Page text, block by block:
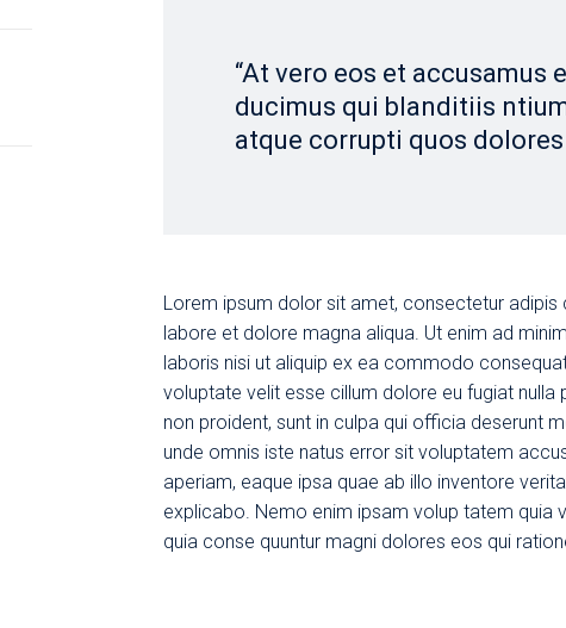
“At vero eos et
ducimus qui blanditiis
atque corrupti quos dolores
Lorem ipsum dolor sit amet, consectetur
labore et dolore magna aliqua. Ut enim ad
laboris nisi ut aliquip ex ea commodo
voluptate velit esse cillum dolore eu fugiat
non proident, sunt in culpa qui officia deserunt
unde omnis iste natus error sit voluptatem
aperiam, eaque ipsa quae ab illo inventore
explicabo. Nemo enim ipsam volup tatem quia
quia conse quuntur magni dolores eos qui